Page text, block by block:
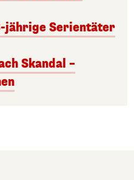
jährige Serientäter
Skandal –